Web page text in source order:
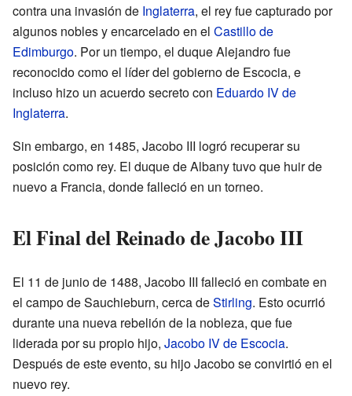
contra una invasión de Inglaterra, el rey fue capturado por
algunos nobles y encarcelado en el Castillo de
Edimburgo. Por un tiempo, el duque Alejandro fue
reconocido como el líder del gobierno de Escocia, e
incluso hizo un acuerdo secreto con Eduardo IV de
Inglaterra.
Sin embargo, en 1485, Jacobo III logró recuperar su
posición como rey. El duque de Albany tuvo que huir de
nuevo a Francia, donde falleció en un torneo.
El Final del Reinado de Jacobo III
El 11 de junio de 1488, Jacobo III falleció en combate en
el campo de Sauchieburn, cerca deStirling. Esto ocurrió
durante una nueva rebelión de la nobleza, que fue
liderada por su propio hijo, Jacobo IV de Escocia.
Después de este evento, su hijo Jacobo se convirtió en el
nuevo rey.